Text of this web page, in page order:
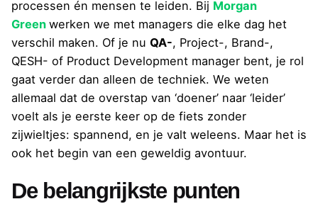
processen én mensen te leiden. Bij Morgan
Green werken we met managers die elke dag het
verschil maken. Of je nu QA-, Project-, Brand-,
QESH- of Product Development manager bent, je rol
gaat verder dan alleen de techniek. We weten
allemaal dat de overstap van ‘doener’ naar ‘leider’
voelt als je eerste keer op de fiets zonder
zijwieltjes: spannend, en je valt weleens. Maar het is
ook het begin van een geweldig avontuur.
De belangrijkste punten